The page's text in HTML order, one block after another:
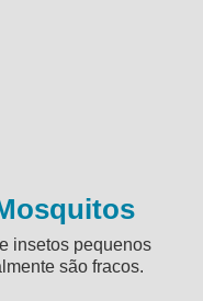
insetos pequenos
são fracos.